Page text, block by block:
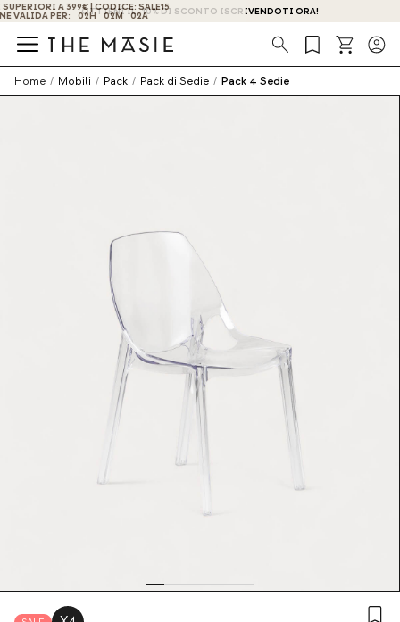
OTTIENI IL -10% DI SCONTO ISCRIVENDOTI ORA!
Ricerca
Home / Mobili / Pack / Pack di Sedie / Pack 4 Sedie